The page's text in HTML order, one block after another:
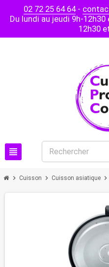
02 72 25 64 64-
Du lundi au jeudi 9h-
12h30
view_headline
chevron_right Cuisson chevron_right Cuisson asiatique chevron_right